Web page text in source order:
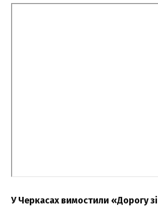
У Черкасах вимостили «Дорогу